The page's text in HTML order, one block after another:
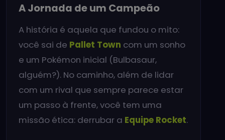
A Jornada de um Campeão
A história é aquela que fundou o mito:
você sai de Pallet Town com um sonho
e um Pokémon inicial (Bulbasaur,
alguém?). No caminho, além de lidar
com um rival que sempre parece estar
um passo à frente, você tem uma
missão ética: derrubar a Equipe Rocket.